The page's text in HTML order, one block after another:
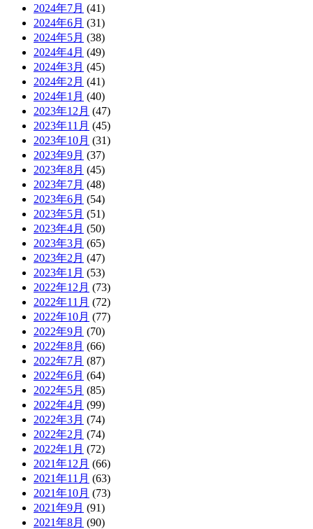
2024年7月 (41)
2024年6月 (31)
2024年5月 (38)
2024年4月 (49)
2024年3月 (45)
2024年2月 (41)
2024年1月 (40)
2023年12月 (47)
2023年11月 (45)
2023年10月 (31)
2023年9月 (37)
2023年8月 (45)
2023年7月 (48)
2023年6月 (54)
2023年5月 (51)
2023年4月 (50)
2023年3月 (65)
2023年2月 (47)
2023年1月 (53)
2022年12月 (73)
2022年11月 (72)
2022年10月 (77)
2022年9月 (70)
2022年8月 (66)
2022年7月 (87)
2022年6月 (64)
2022年5月 (85)
2022年4月 (99)
2022年3月 (74)
2022年2月 (74)
2022年1月 (72)
2021年12月 (66)
2021年11月 (63)
2021年10月 (73)
2021年9月 (91)
2021年8月 (90)